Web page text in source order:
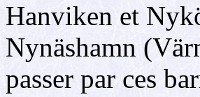
Hanviken et
Nynäshamn
passer par ces